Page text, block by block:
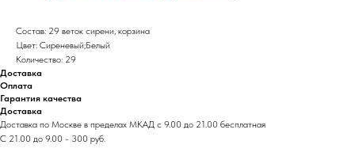
Состав: 29 веток сирени, корзина
Цвет: Сиреневый;Белый
Количество: 29
Доставка
Оплата
Гарантия качества
Доставка
Доставка по Москве в пределах МКАД с 9.00 до 21.00 бесплатная
С 21.00 до 9.00 - 300 руб.